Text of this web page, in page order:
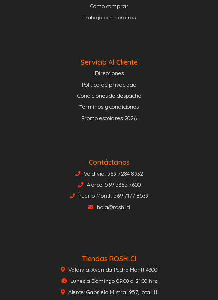
Cómo comprar
Trabaja con nosotros
Servicio Al Cliente
Direcciones
Política de privacidad
Condiciones de despacho
Términos y condiciones
Promo escolares 2026
Contáctanos
Valdivia: 569 7284 8932
Alerce: 569 5365 7600
Puerto Montt: 569 7177 8539
hola@roshi.cl
Tiendas ROSHI.cl
Valdivia: Avenida Pedro Montt 4300
Lunes a Domingo 09:00 a 21:00 hrs
Alerce: Gabriela Mistral 957, local 11